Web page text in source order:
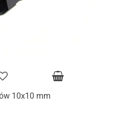
10x10 mm